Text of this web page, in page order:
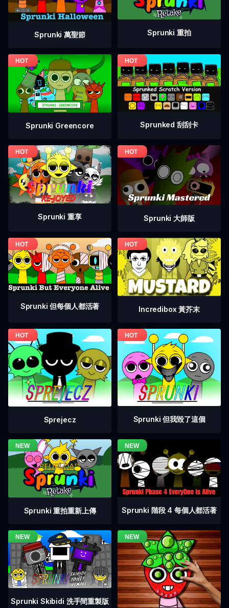
Sprunki 萬聖節 Sprunki 重拍
Sprunki Greencore Sprunked 刮刮卡
Sprunki 重享 Sprunki 大師版
Sprunki 但每個人都活著 Incredibox 黃芥末
Sprejecz Sprunki 但我毀了這個
Sprunki 重拍重新上傳 Sprunki 階段 4 每個人都活著
Sprunki Skibidi 洗手間重製版